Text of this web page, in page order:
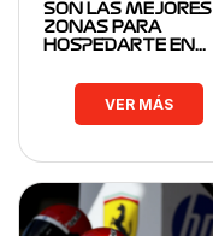
SON LAS MEJORES
ZONAS PARA
HOSPEDARTE EN…
VER MÁS